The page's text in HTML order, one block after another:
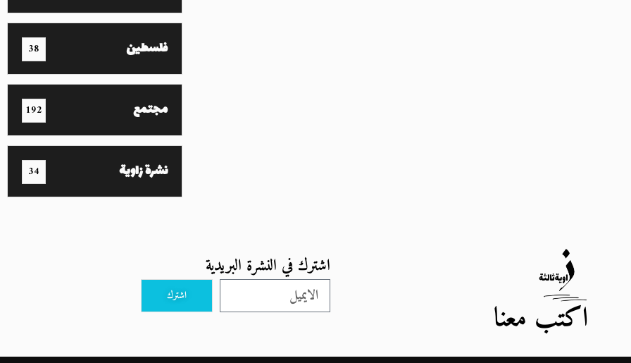
فلسطين 38
مجتمع 192
نشرة زاوية 34
اكتب معنا
اشترك في النشرة البريدية
اشترك